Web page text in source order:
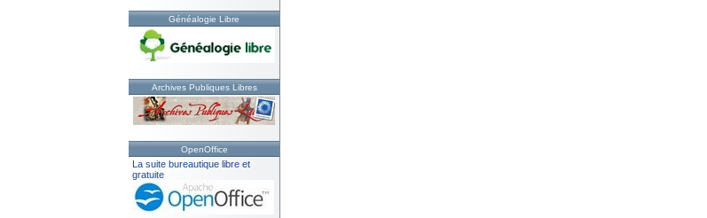
Généalogie Libre
Archives Publiques Libres
OpenOffice
La suite bureautique libre et
gratuite